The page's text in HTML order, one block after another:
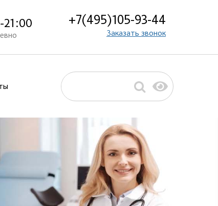
21:00 +7(495)105-93-44
Заказать звонок